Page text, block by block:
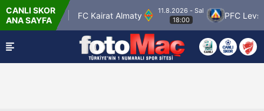
CANLI SKOR
ANA SAYFA
FC Kairat Almaty
11.8.2026 - Sal
18:00
PFC Levski Sofya